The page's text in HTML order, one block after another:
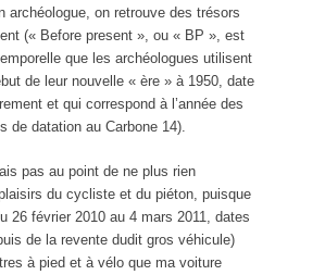
archéologue, on retrouve des trésors
(« Before present », ou « BP », est
que les archéologues utilisent
de leur nouvelle « ère » à 1950, date
et qui correspond à l’année des
de datation au Carbone 14).
pas au point de ne plus rien
du cycliste et du piéton, puisque
26 février 2010 au 4 mars 2011, dates
de la revente dudit gros véhicule)
à pied et à vélo que ma voiture